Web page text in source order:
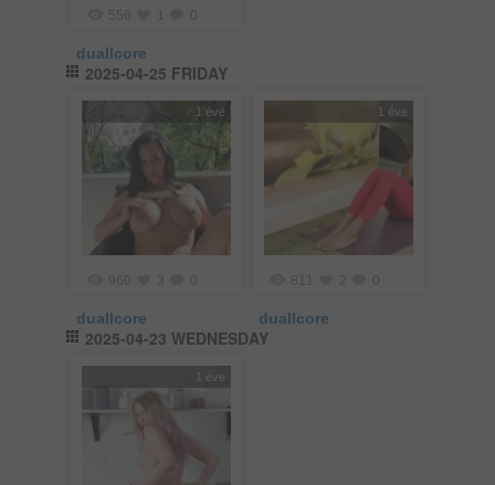
556
duallcore
2025-04-25 FRIDAY
1 éve
960 3
duallcore
1 éve
2
duallcore
2025-04-23 WEDNESDAY
1 éve